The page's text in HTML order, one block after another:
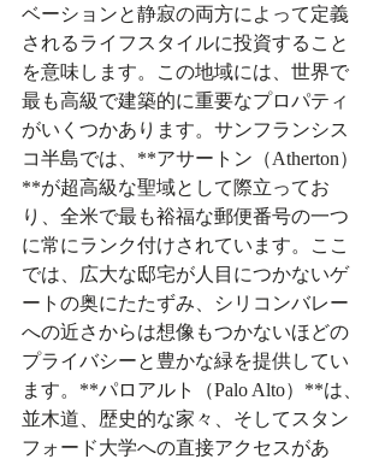
ベーションと静寂の両方によって定義
されるライフスタイルに投資すること
を意味します。この地域には、世界で
最も高級で建築的に重要なプロパティ
がいくつかあります。サンフランシス
コ半島では、**アサートン（Atherton）
**が超高級な聖域として際立ってお
り、全米で最も裕福な郵便番号の一つ
に常にランク付けされています。ここ
では、広大な邸宅が人目につかないゲ
ートの奥にたたずみ、シリコンバレー
への近さからは想像もつかないほどの
プライバシーと豊かな緑を提供してい
ます。**パロアルト（Palo Alto）**は、
並木道、歴史的な家々、そしてスタン
フォード大学への直接アクセスがあ